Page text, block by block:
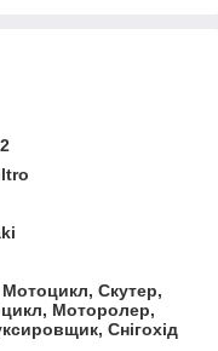
Скутер,
Моторолер,
Снігохід